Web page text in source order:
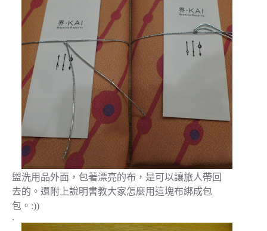
盥洗用品外面，包著漂亮的布，是可以讓旅人帶回
去的。還附上說明書教大家怎麼用這塊布綁成包
包。:))
.